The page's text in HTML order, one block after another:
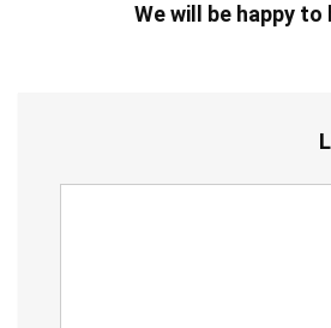
We will be happy